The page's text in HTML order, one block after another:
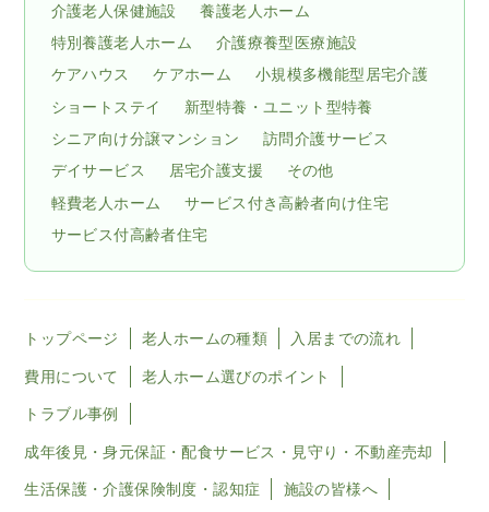
介護老人保健施設
養護老人ホーム
特別養護老人ホーム
介護療養型医療施設
ケアハウス
ケアホーム
小規模多機能型居宅介護
ショートステイ
新型特養・ユニット型特養
シニア向け分譲マンション
訪問介護サービス
デイサービス
居宅介護支援
その他
軽費老人ホーム
サービス付き高齢者向け住宅
サービス付高齢者住宅
トップページ 老人ホームの種類 入居までの流れ
費用について 老人ホーム選びのポイント
トラブル事例
成年後見・身元保証・配食サービス・見守り・不動産売却
生活保護・介護保険制度・認知症 施設の皆様へ